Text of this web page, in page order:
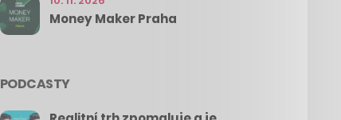
Money Maker Praha
PODCASTY